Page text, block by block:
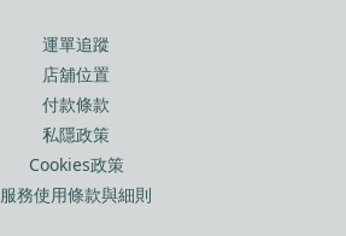
運單追蹤
店舖位置
付款條款
私隱政策
Cookies政策
服務使用條款與細則